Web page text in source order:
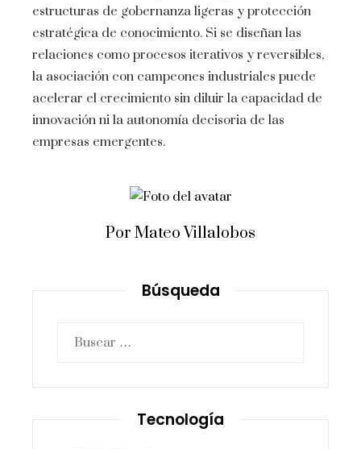
estructuras de gobernanza ligeras y protección
estratégica de conocimiento. Si se diseñan las
relaciones como procesos iterativos y reversibles,
la asociación con campeones industriales puede
acelerar el crecimiento sin diluir la capacidad de
innovación ni la autonomía decisoria de las
empresas emergentes.
Por Mateo Villalobos
Búsqueda
Tecnología